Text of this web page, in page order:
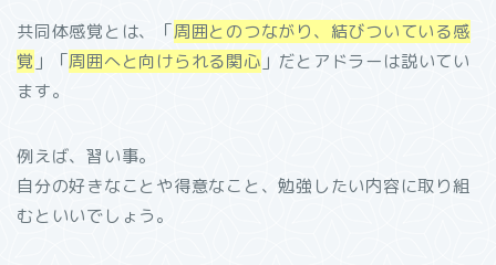
共同体感覚とは、「周囲とのつながり、結びついている感
覚 」「周囲へと向けられる関心 」だとアドラーは説いてい
ます。
例えば、習い事。
自分の好きなことや得意なこと、勉強したい内容に取り組
むといいでしょう。